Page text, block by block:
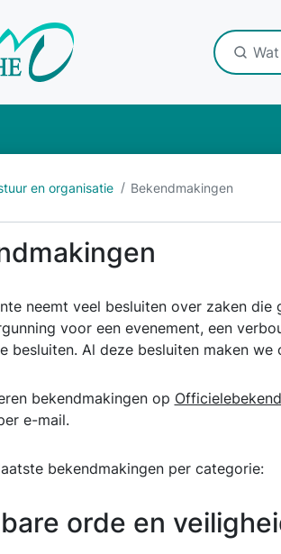
en organisatie Bekendmakingen
neemt veel besluiten over zaken
voor een evenement, een
besluiten. Al deze besluiten maken
bekendmakingen op
e-mail.
bekendmakingen per categorie:
orde en